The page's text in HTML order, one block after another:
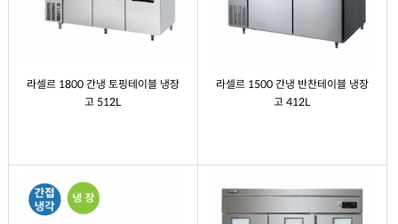
라셀르 1800 간냉 토핑테이블 냉장
고 512L
라셀르 1500 간냉 반찬테이블 냉장
고 412L